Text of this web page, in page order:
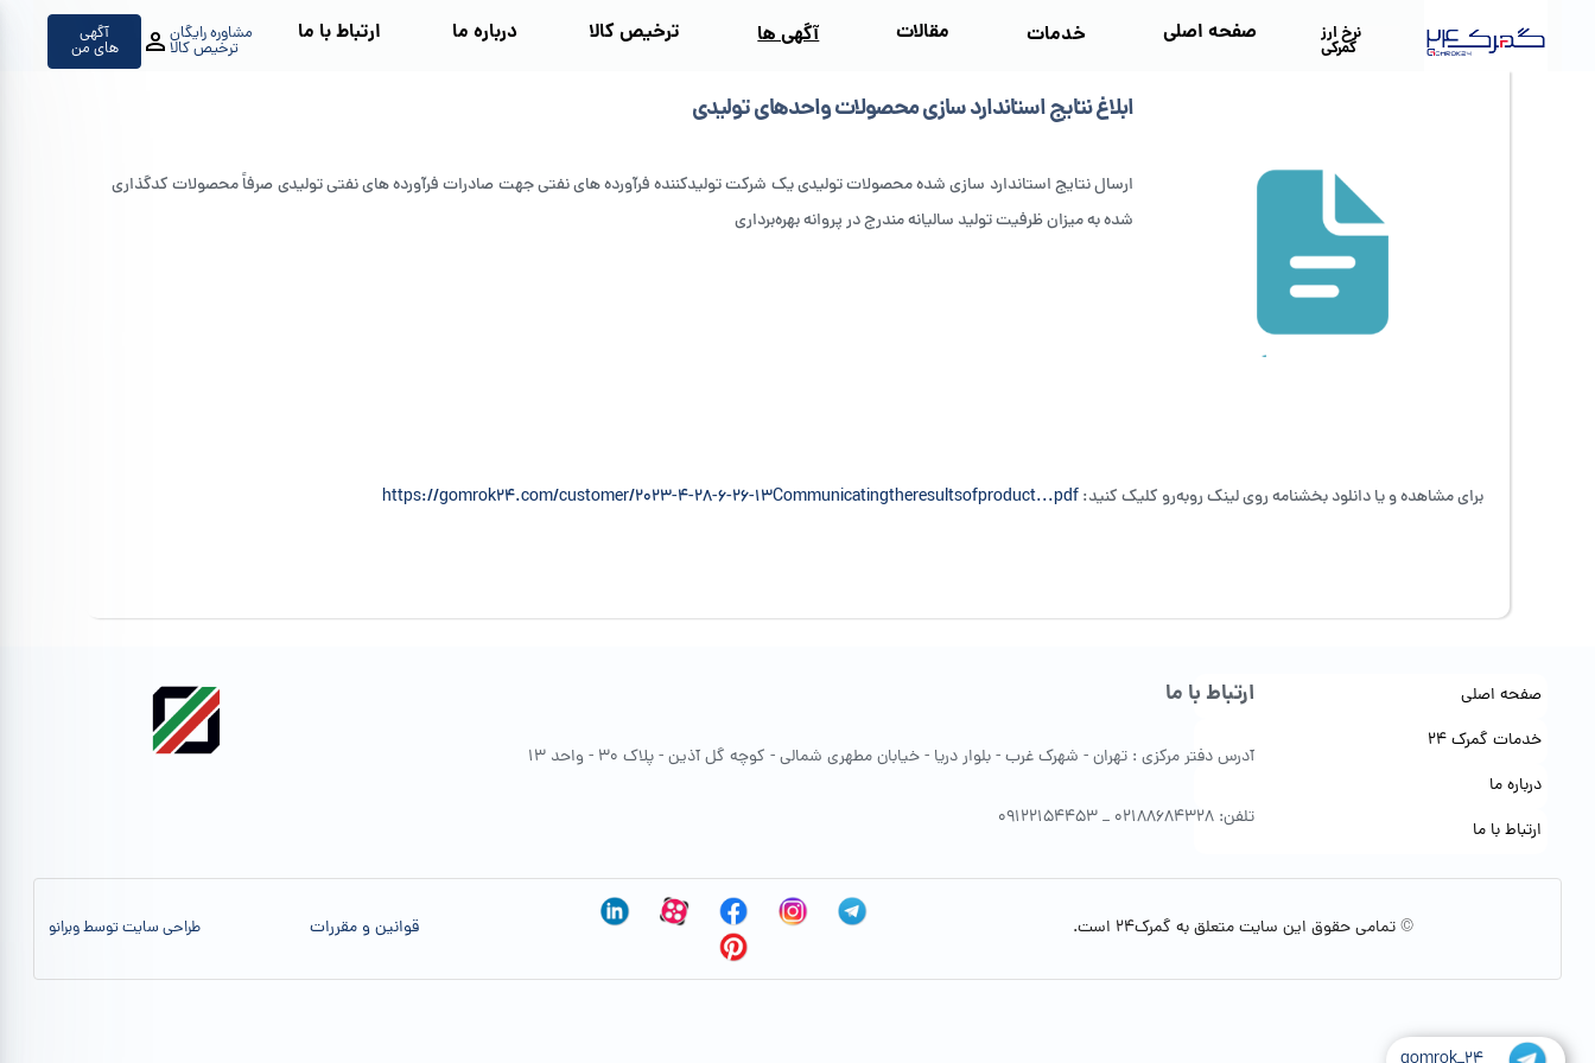
نرخ ارز
گمرکی
صفحه اصلی خدمات مقالات آگهی‌ ها ترخیص کالا درباره ما ارتباط با ما مشاوره رایگان
ترخیص کالا
آگهی
های من
ابلاغ نتایج استاندارد سازی محصولات واحدهای تولیدی
ارسال نتایج استاندارد سازی شده محصولات تولیدی یک شرکت‌ تولیدکننده فرآورده های نفتی جهت صادرات فرآورده های نفتی تولیدی صرفاً محصولات کدگذاری
شده به میزان ظرفیت تولید سالیانه مندرج در پروانه بهره‌برداری
برای مشاهده و یا دانلود بخشنامه روی لینک روبه‌رو کلیک کنید:https://gomrok24.com/customer/2023-4-28-6-26-13Communicatingtheresultsofproduct...pdf
صفحه اصلی
خدمات گمرک 24
درباره ما
ارتباط با ما
ارتباط با ما
آدرس دفتر مرکزی : تهران - شهرک غرب - بلوار دریا - خیابان مطهری شمالی - کوچه گل آذین - پلاک 30 - واحد 13
تلفن: 02188684328 _ 09122154453
© تمامی حقوق این سایت متعلق به گمرک24 است. قوانین و مقررات طراحی سایت توسط وبرانو